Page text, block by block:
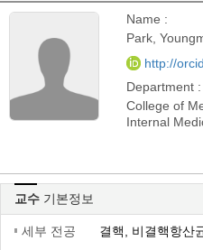
Name :
Park,
http://
Department :
College of
Internal
교수 기본정보
세부 전공
결핵, 비결핵항산